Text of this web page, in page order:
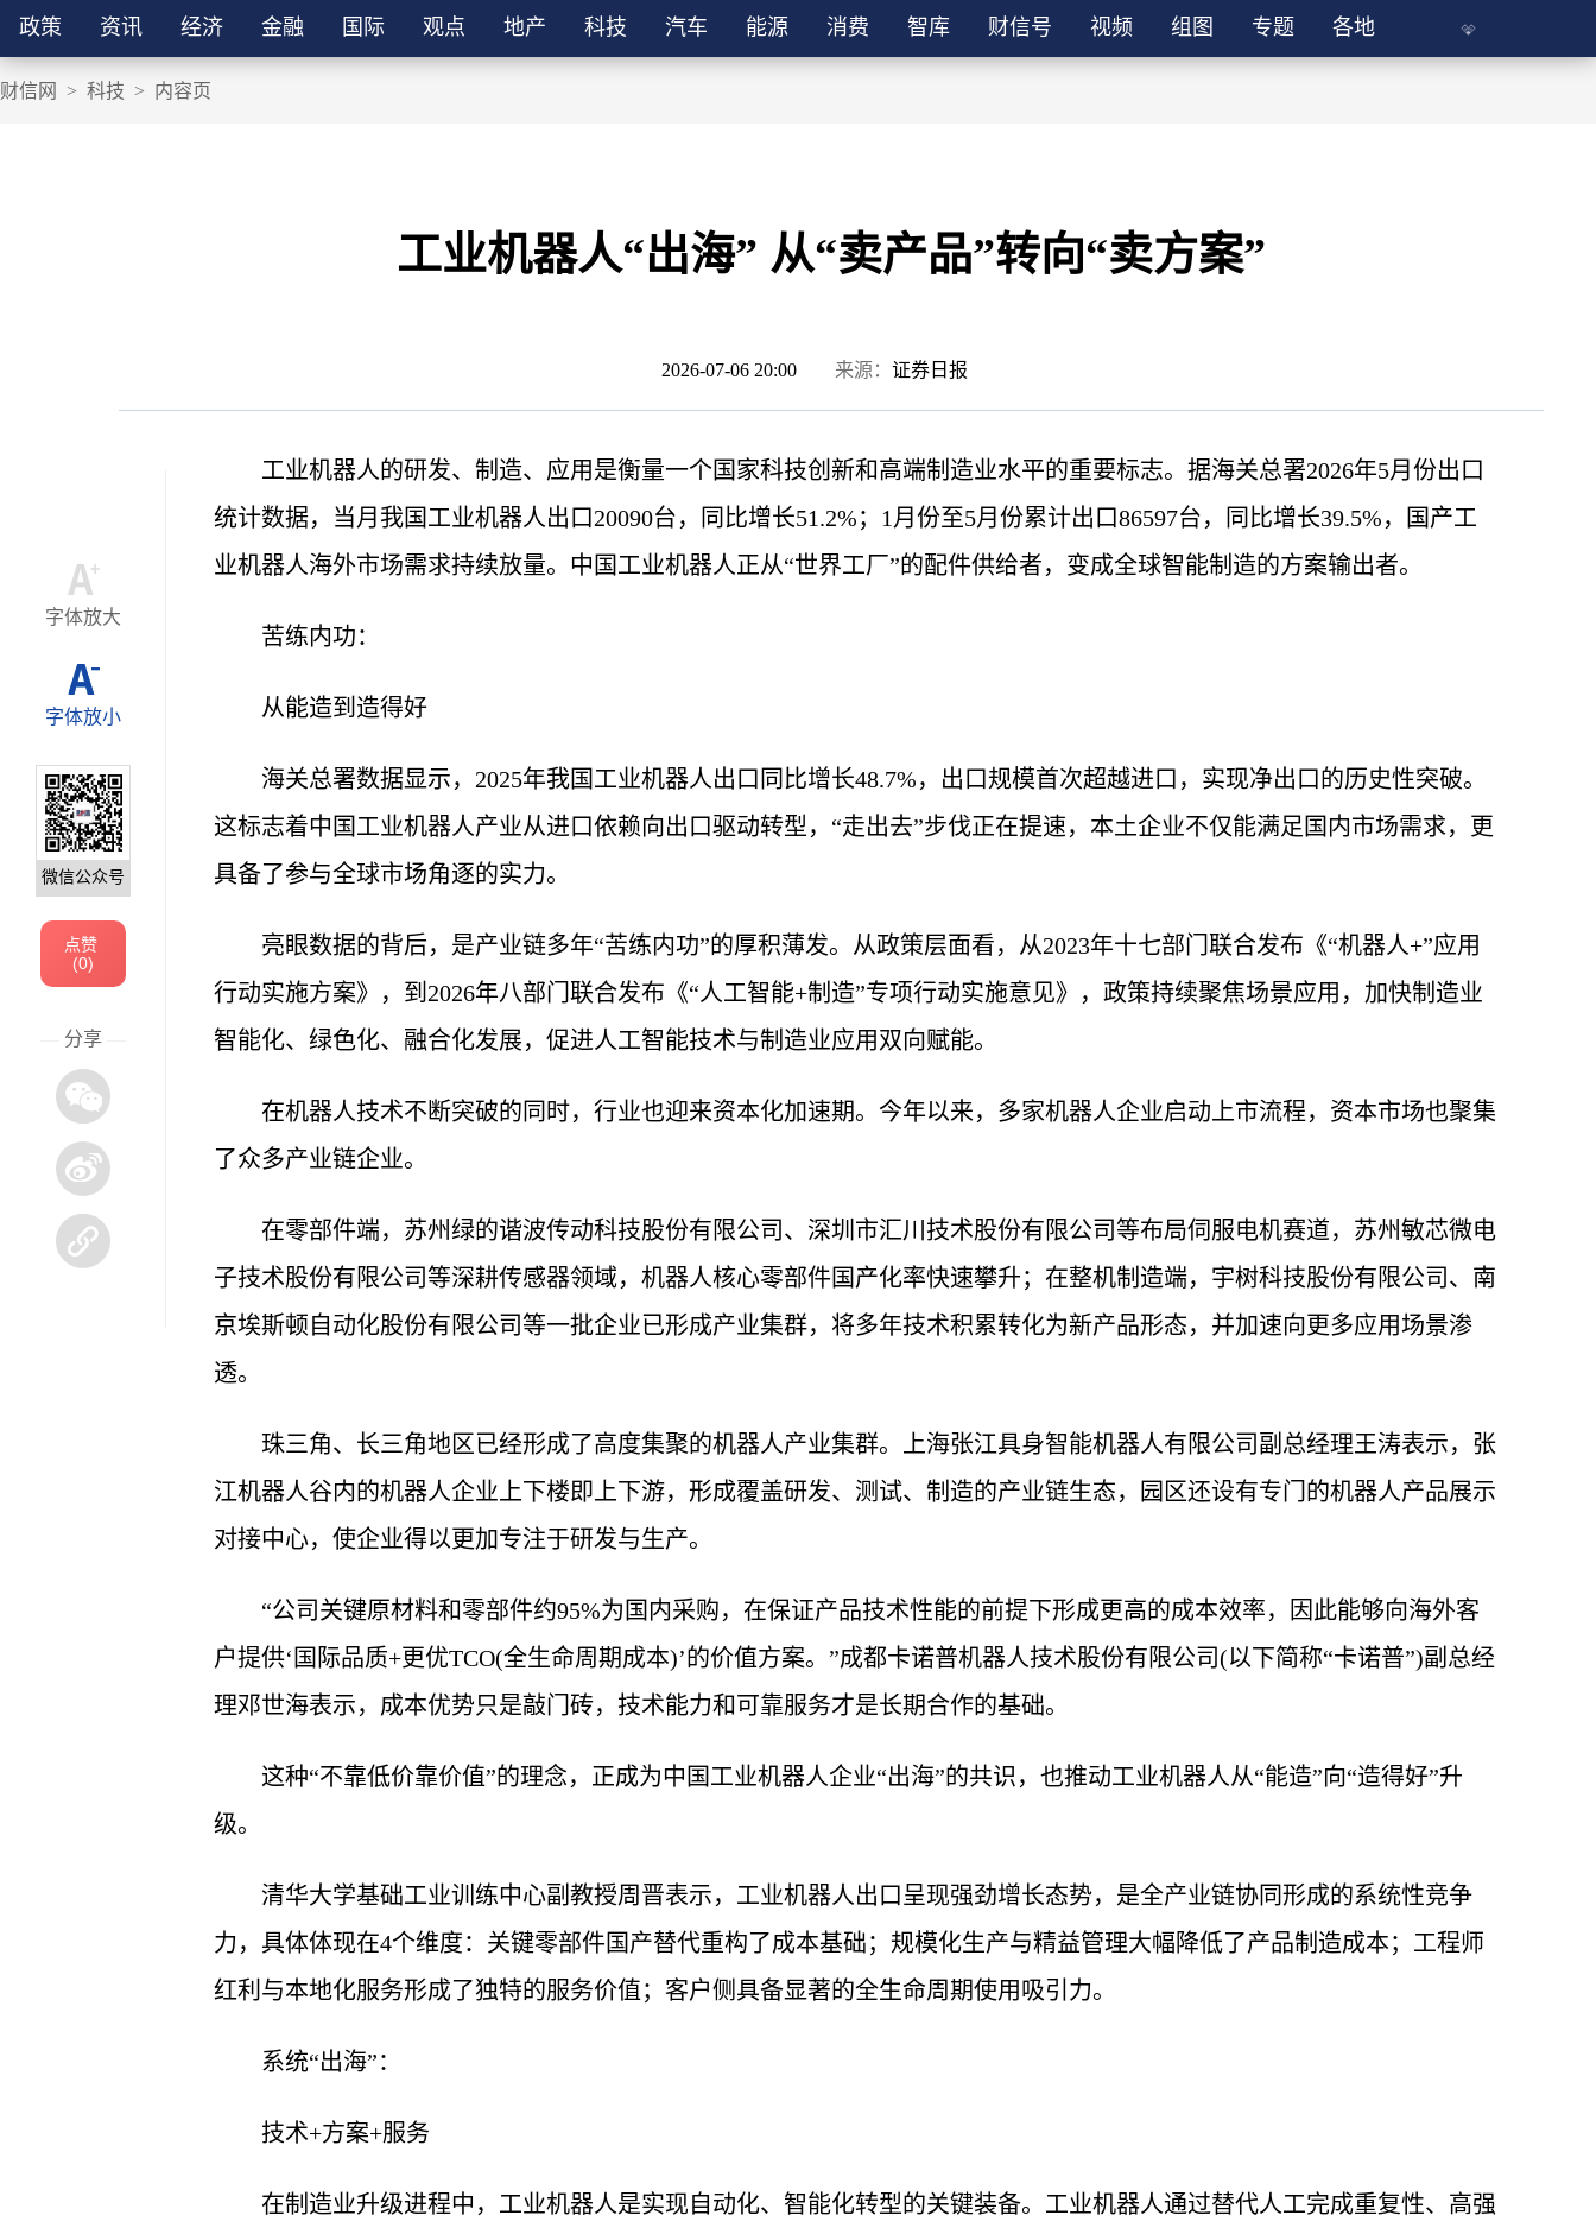
政策 资讯 经济 金融 国际 观点 地产 科技 汽车 能源 消费 智库 财信号 视频 组图 专题 各地
财信网 > 科技 > 内容页
工业机器人“出海” 从“卖产品”转向“卖方案”
2026-07-06 20:00 来源： 证券日报
字体放大
字体放小
微信公众号
点赞
(0)
分享
工业机器人的研发、制造、应用是衡量一个国家科技创新和高端制造业水平的重要标志。据海关总署2026年5月份出口
统计数据，当月我国工业机器人出口20090台，同比增长51.2%；1月份至5月份累计出口86597台，同比增长39.5%，国产工
业机器人海外市场需求持续放量。中国工业机器人正从“世界工厂”的配件供给者，变成全球智能制造的方案输出者。
苦练内功：
从能造到造得好
海关总署数据显示，2025年我国工业机器人出口同比增长48.7%，出口规模首次超越进口，实现净出口的历史性突破。
这标志着中国工业机器人产业从进口依赖向出口驱动转型，“走出去”步伐正在提速，本土企业不仅能满足国内市场需求，更
具备了参与全球市场角逐的实力。
亮眼数据的背后，是产业链多年“苦练内功”的厚积薄发。从政策层面看，从2023年十七部门联合发布《“机器人+”应用
行动实施方案》，到2026年八部门联合发布《“人工智能+制造”专项行动实施意见》，政策持续聚焦场景应用，加快制造业
智能化、绿色化、融合化发展，促进人工智能技术与制造业应用双向赋能。
在机器人技术不断突破的同时，行业也迎来资本化加速期。今年以来，多家机器人企业启动上市流程，资本市场也聚集
了众多产业链企业。
在零部件端，苏州绿的谐波传动科技股份有限公司、深圳市汇川技术股份有限公司等布局伺服电机赛道，苏州敏芯微电
子技术股份有限公司等深耕传感器领域，机器人核心零部件国产化率快速攀升；在整机制造端，宇树科技股份有限公司、南
京埃斯顿自动化股份有限公司等一批企业已形成产业集群，将多年技术积累转化为新产品形态，并加速向更多应用场景渗
透。
珠三角、长三角地区已经形成了高度集聚的机器人产业集群。上海张江具身智能机器人有限公司副总经理王涛表示，张
江机器人谷内的机器人企业上下楼即上下游，形成覆盖研发、测试、制造的产业链生态，园区还设有专门的机器人产品展示
对接中心，使企业得以更加专注于研发与生产。
“公司关键原材料和零部件约95%为国内采购，在保证产品技术性能的前提下形成更高的成本效率，因此能够向海外客
户提供‘国际品质+更优TCO(全生命周期成本)’的价值方案。”成都卡诺普机器人技术股份有限公司(以下简称“卡诺普”)副总经
理邓世海表示，成本优势只是敲门砖，技术能力和可靠服务才是长期合作的基础。
这种“不靠低价靠价值”的理念，正成为中国工业机器人企业“出海”的共识，也推动工业机器人从“能造”向“造得好”升
级。
清华大学基础工业训练中心副教授周晋表示，工业机器人出口呈现强劲增长态势，是全产业链协同形成的系统性竞争
力，具体体现在4个维度：关键零部件国产替代重构了成本基础；规模化生产与精益管理大幅降低了产品制造成本；工程师
红利与本地化服务形成了独特的服务价值；客户侧具备显著的全生命周期使用吸引力。
系统“出海”：
技术+方案+服务
在制造业升级进程中，工业机器人是实现自动化、智能化转型的关键装备。工业机器人通过替代人工完成重复性、高强